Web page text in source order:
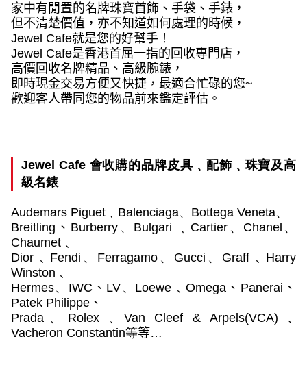
家中有閒置的名牌珠寶首飾、手袋、手錶，
但不清楚價值，亦不知道如何處理的時候，
Jewel Cafe就是您的好幫手！
Jewel Cafe是香港首屈一指的回收專門店，
高價回收名牌精品、高級腕錶，
即時現金交易方便又快捷，最適合忙碌的您~
歡迎客人帶同您的物品前來鑑定評估。
Jewel Cafe 會收購的品牌皮具﹑配飾﹑珠寶及高
級名錶
Audemars Piguet﹑ Balenciaga、 Bottega Veneta、
Breitling 、 Burberry 、 Bulgari Cartier 、 Chanel 、
Chaumet﹑
Dior﹑Fendi 、 Ferragamo、 Gucci 、 Graff﹑Harry
Winston﹑
Hermes、 IWC 、 LV 、 Loewe﹑Omega 、 Panerai 、
Patek Philippe、
Prada、 Rolex
Van Cleef & Arpels(VCA)﹑
Vacheron Constantin等等…